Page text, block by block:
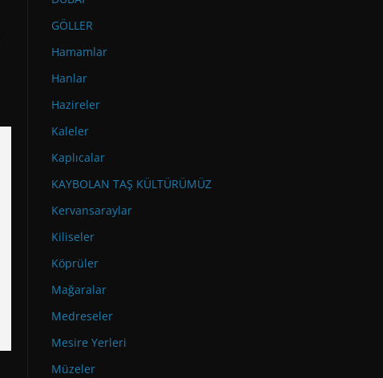
GÖLLER
Hamamlar
Hanlar
Hazireler
Kaleler
Kaplıcalar
KAYBOLAN TAŞ KÜLTÜRÜMÜZ
Kervansaraylar
Kiliseler
Köprüler
Mağaralar
Medreseler
Mesire Yerleri
Müzeler